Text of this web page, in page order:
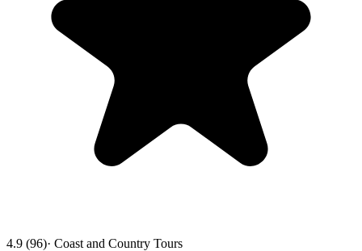
4.9 (96)· Coast and Country Tours